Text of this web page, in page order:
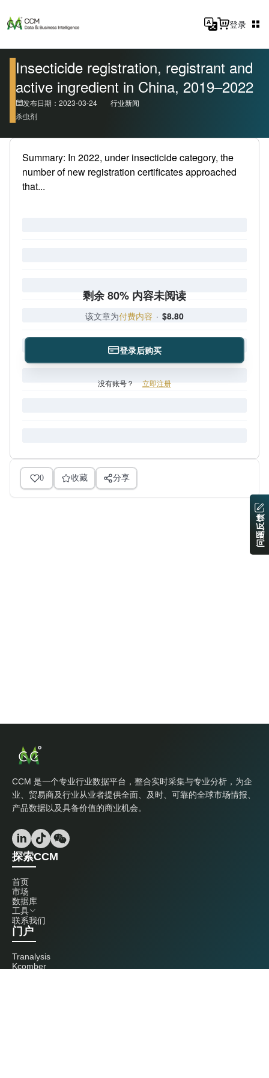
登录
Insecticide registration, registrant and
active ingredient in China, 2019–2022
发布日期：2023-03-24
行业新闻
杀虫剂
Summary: In 2022, under insecticide category, the
number of new registration certificates approached
that...
剩余 80% 内容未阅读
该文章为付费内容 · $8.80
登录后购买
没有账号？ 立即注册
0 收藏 分享
CCM 是一个专业行业数据平台，整合实时采集与专业分析，为企
业、贸易商及行业从业者提供全面、及时、可靠的全球市场情报、
产品数据以及具备价值的商业机会。
探索CCM
首页
市场
数据库
工具
联系我们
门户
Tranalysis
Kcomber
问题反馈